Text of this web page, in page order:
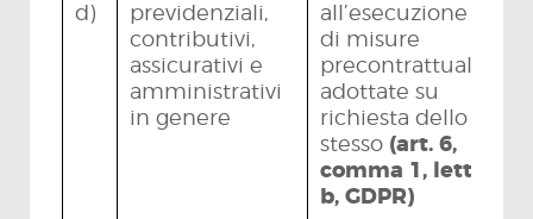
d)
previdenziali,
contributivi,
assicurativi e
amministrativi
in genere
all’esecuzione
di misure
precontrattuali
adottate su
richiesta dello
stesso (art. 6,
comma 1, lett.
b, GDPR)